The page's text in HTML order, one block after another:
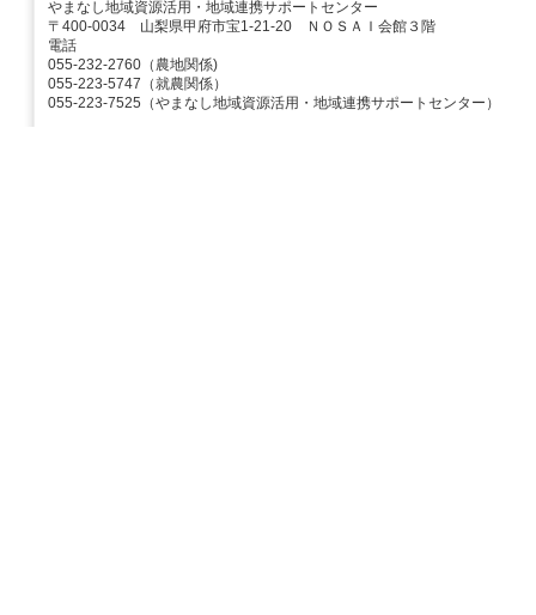
やまなし地域資源活用・地域連携サポートセンター
〒400-0034 山梨県甲府市宝1-21-20 ＮＯＳＡＩ会館３階
電話
055-232-2760（農地関係)
055-223-5747（就農関係）
055-223-7525（やまなし地域資源活用・地域連携サポートセンター）